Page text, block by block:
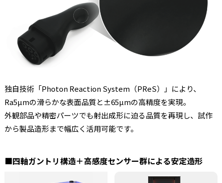
独自技術「Photon Reaction System（PReS）」により、
Ra5µmの滑らかな表面品質と±65µmの高精度を実現。
外観部品や精密パーツでも射出成形に迫る品質を再現し、試作
から製品造形まで幅広く活用可能です。
■四軸ガントリ構造＋高感度センサー群による安定造形